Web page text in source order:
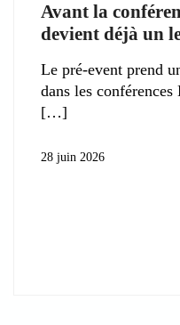
Avant la
devient déjà un
Le pré-event prend
dans les
28 juin 2026